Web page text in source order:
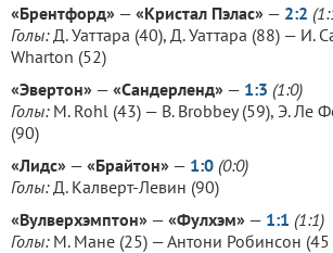
«Брентфорд» — «Кристал Пэлас» — 2:2
Голы: Д. Уаттара (40), Д. Уаттара (88) — И.
Wharton (52)
«Эвертон» — «Сандерленд» — 1:3 (1:0)
Голы: M. Rohl (43) — B. Brobbey (59), Э. Ле
(90)
«Лидс» — «Брайтон» — 1:0 (0:0)
Голы: Д. Калверт-Левин (90)
«Вулверхэмптон» — «Фулхэм» — 1:1 (1:1)
Голы: М. Мане (25) — Антони Робинсон (45